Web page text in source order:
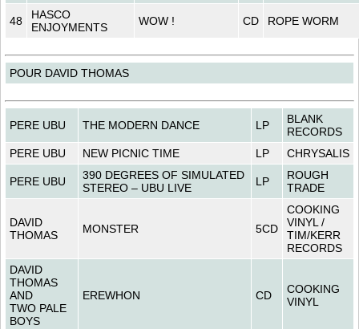
48
HASCO
ENJOYMENTS
WOW ! CD ROPE WORM
POUR DAVID THOMAS
PERE UBU THE MODERN DANCE LP
BLANK
RECORDS
PERE UBU
NEW PICNIC TIME LP CHRYSALIS
PERE UBU
390 DEGREES OF SIMULATED
STEREO – UBU LIVE
LP
ROUGH
TRADE
DAVID
THOMAS
MONSTER 5CD
COOKING
VINYL /
TIM/KERR
RECORDS
DAVID
THOMAS
AND
TWO PALE
BOYS
EREWHON CD
COOKING
VINYL